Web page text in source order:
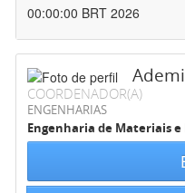
00:00:00 BRT 2026
COORDENADOR(A)
ENGENHARIAS
Engenharia de Materiais